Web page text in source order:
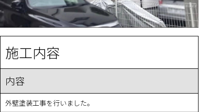
施工内容
内容
外壁塗装工事を行いました。